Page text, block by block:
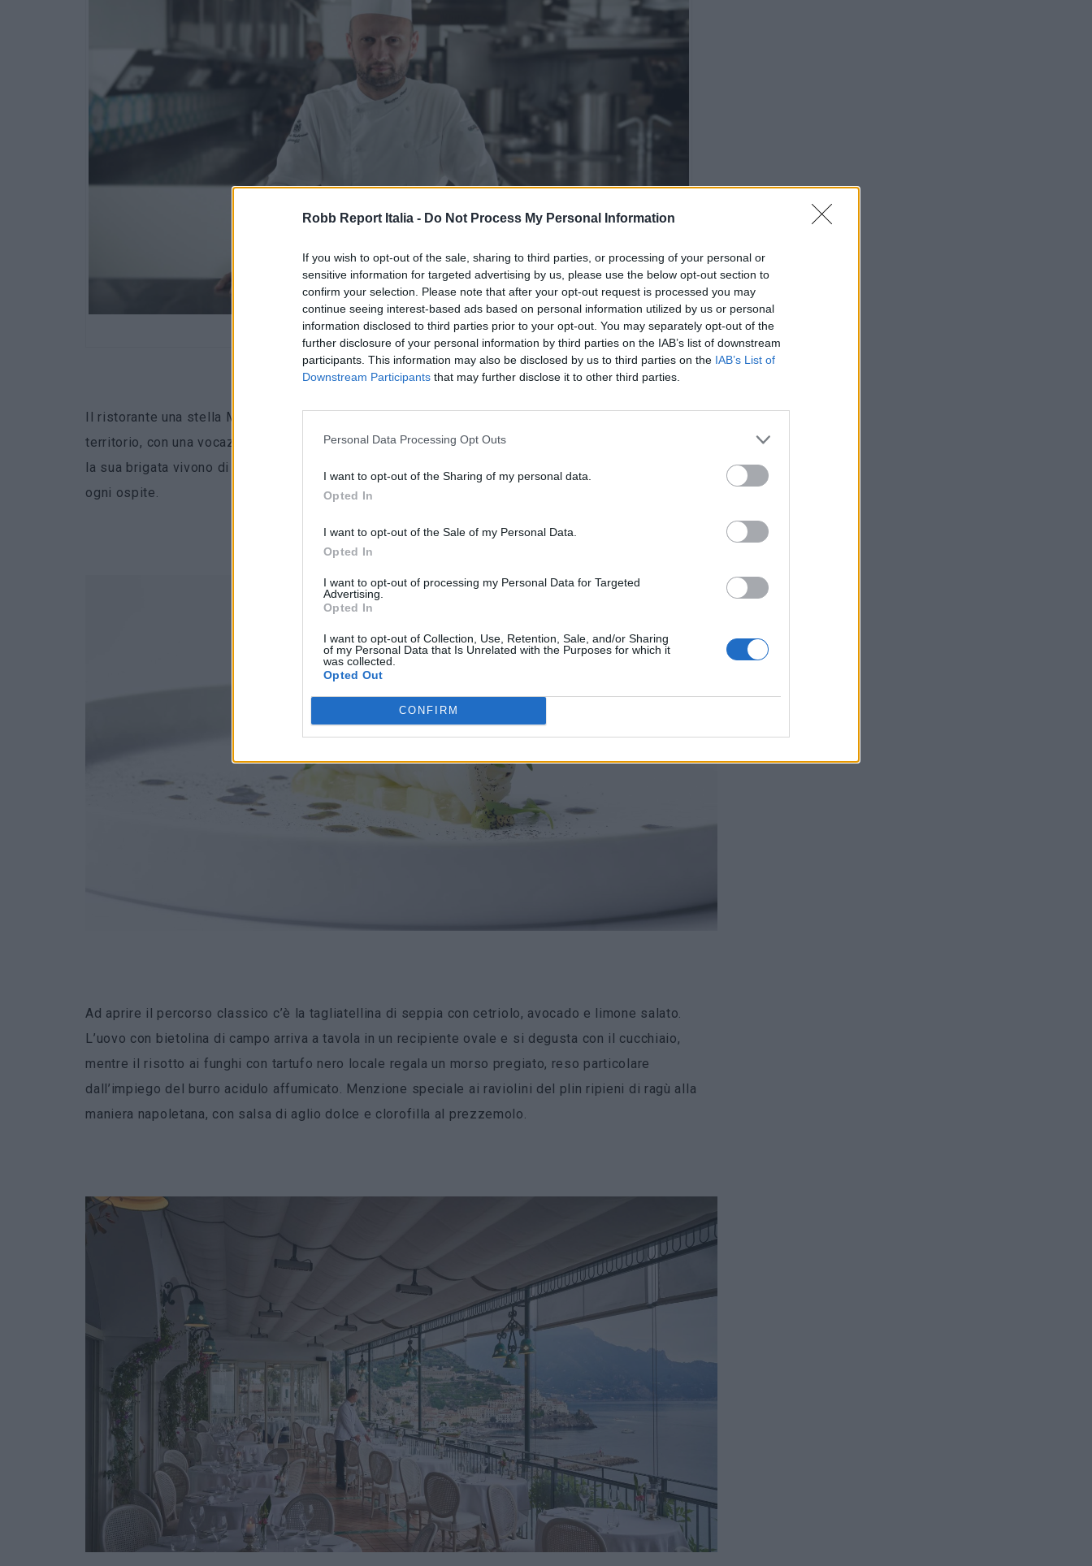
Robb Report Italia - Do Not Process My Personal Information
If you wish to opt-out of the sale, sharing to third parties, or processing of your personal or
sensitive information for targeted advertising by us, please use the below opt-out section to
confirm your selection. Please note that after your opt-out request is processed you may
continue seeing interest-based ads based on personal information utilized by us or personal
information disclosed to third parties prior to your opt-out. You may separately opt-out of the
further disclosure of your personal information by third parties on the IAB’s list of downstream
participants. This information may also be disclosed by us to third parties on the IAB’s List of
Downstream Participants that may further disclose it to other third parties.
Personal Data Processing Opt Outs
I want to opt-out of the Sharing of my personal data.
Opted In
I want to opt-out of the Sale of my Personal Data.
Opted In
I want to opt-out of processing my Personal Data for Targeted
Advertising.
Opted In
I want to opt-out of Collection, Use, Retention, Sale, and/or Sharing
of my Personal Data that Is Unrelated with the Purposes for which it
was collected.
Opted Out
CONFIRM
Giuseppe Stanzione
Il ristorante una stella Michelin del
territorio, con una vocazione prettamente mediterranea. I menu degustazione studiati da Stanzione e
la sua brigata vivono di suggestioni classiche, di piatti vegetariani o vegani, per incontrare il gusto di
ogni ospite.
Ad aprire il percorso classico c’è la tagliatellina di seppia con cetriolo, avocado e limone salato.
L’uovo con bietolina di campo arriva a tavola in un recipiente ovale e si degusta con il cucchiaio,
mentre il risotto ai funghi con tartufo nero locale regala un morso pregiato, reso particolare
dall’impiego del burro acidulo affumicato. Menzione speciale ai raviolini del plin ripieni di ragù alla
maniera napoletana, con salsa di aglio dolce e clorofilla al prezzemolo.